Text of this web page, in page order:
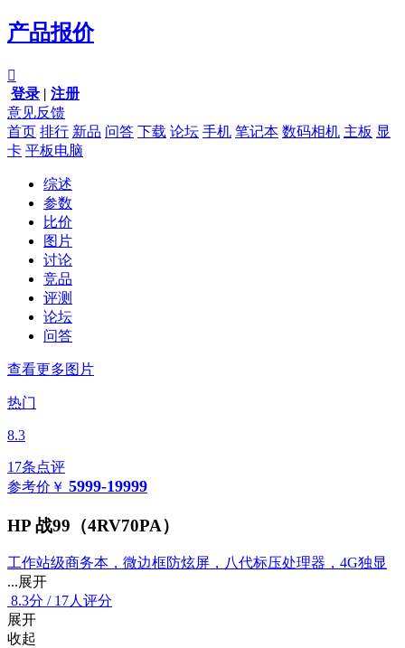
产品报价

登录 | 注册
意见反馈
首页 排行 新品 问答 下载 论坛 手机 笔记本 数码相机 主板 显
卡 平板电脑
综述
参数
比价
图片
讨论
竞品
评测
论坛
问答
查看更多图片
热门
8.3
17条点评
参考价 ￥ 5999-19999
HP 战99（4RV70PA）
工作站级商务本，微边框防炫屏，八代标压处理器，4G独显
...展开
8.3分 / 17人评分
展开
收起